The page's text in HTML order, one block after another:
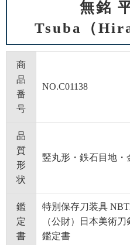
無銘
Tsuba（
商
品
番
号
NO.C01138
品
質
形
状
竪丸形・鉄石目地・
鑑
定
書
特別保存刀装具
（公財）日本美術
鑑定書